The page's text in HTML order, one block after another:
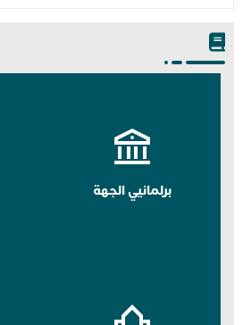
برلمانيي الجهة